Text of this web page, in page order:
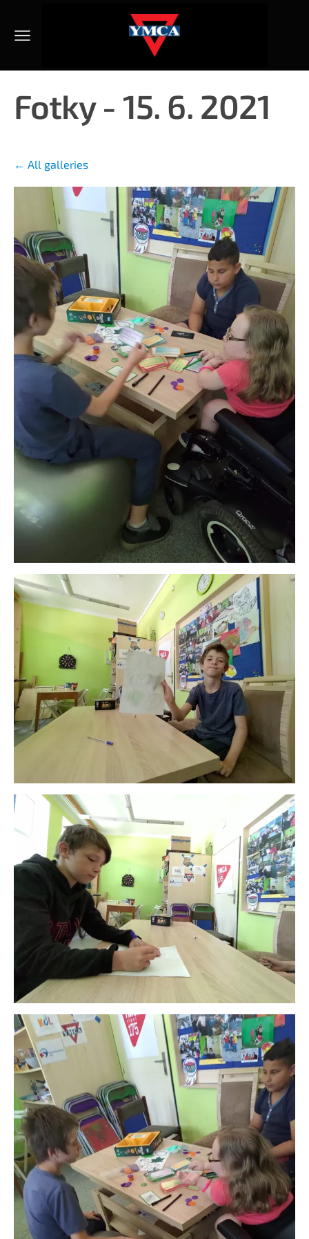
Fotky - 15. 6. 2021
All galleries